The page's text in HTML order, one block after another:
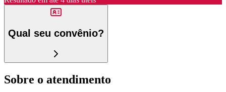
Qual seu convênio?
Sobre o atendimento